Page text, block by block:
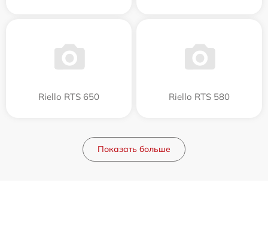
Riello RTS 650 Riello RTS 580
Показать больше